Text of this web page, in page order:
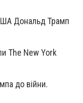
Дональд Трамп
The New York
до війни.